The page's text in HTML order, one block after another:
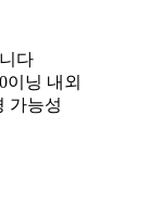
다
이닝 내외
가능성